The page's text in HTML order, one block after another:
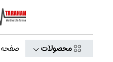
محصولات